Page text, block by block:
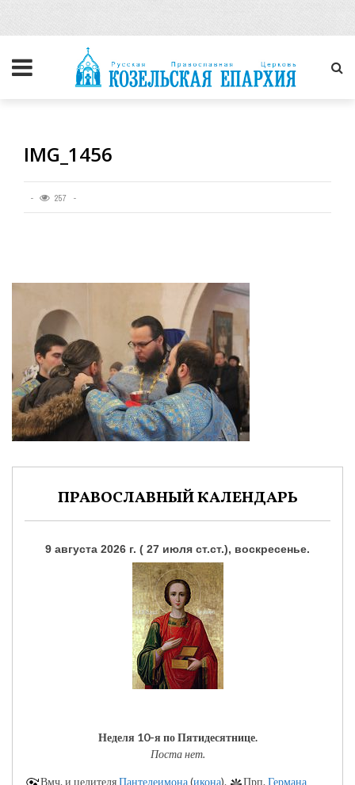
IMG_1456
257
ПРАВОСЛАВНЫЙ КАЛЕНДАРЬ
9 августа 2026 г. ( 27 июля ст.ст.), воскресенье.
Неделя 10-я по Пятидесятнице.
Поста нет.
Вмч. и целителяПантелеимона(икона). Прп.Германа